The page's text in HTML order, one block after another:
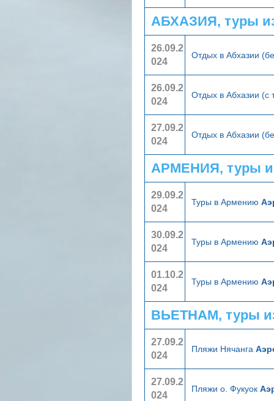
АБХАЗИЯ, туры
26.09.2
024
Отдых в Абхазии
26.09.2
024
Отдых в Абхазии
27.09.2
024
Отдых в Абхазии
АРМЕНИЯ, туры
29.09.2
024
Туры в Армению
30.09.2
024
Туры в Армению
01.10.2
024
Туры в Армению
ВЬЕТНАМ, туры
27.09.2
024
Пляжи Нячанга
27.09.2
024
Пляжи о. Фукуок